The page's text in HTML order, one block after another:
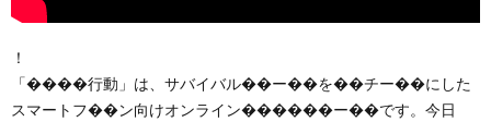
！
「����行動」は、サバイバル��ー��を��チー��にした
スマートフ��ン向けオンライン������ー��です。今日